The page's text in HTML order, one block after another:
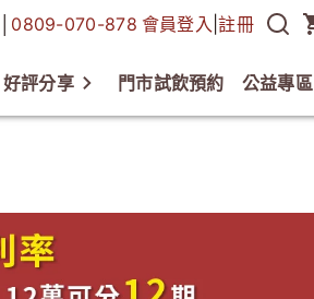
0809-070-878 會員登入 |註冊
好評分享 門市試飲預約 公益專區